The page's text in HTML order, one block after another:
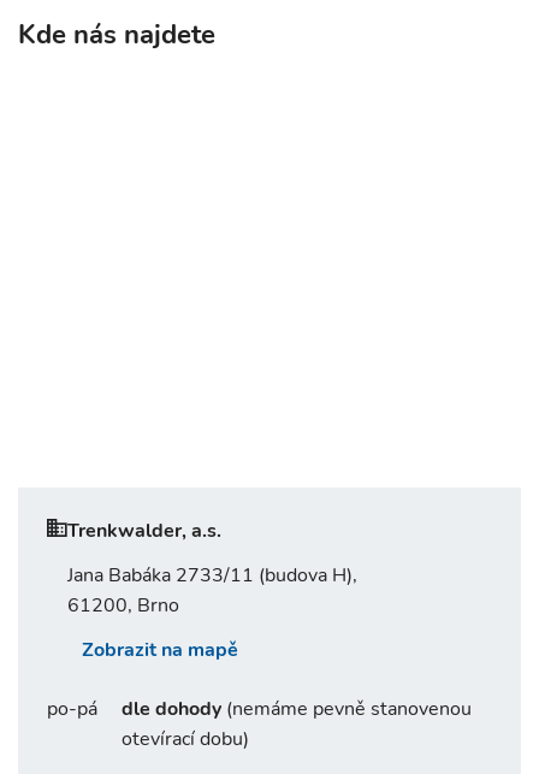
Kde nás najdete
Trenkwalder, a.s.
Jana Babáka 2733/11 (budova H),
61200, Brno
Zobrazit na mapě
po-pá dle dohody(nemáme pevně stanovenou
otevírací dobu)